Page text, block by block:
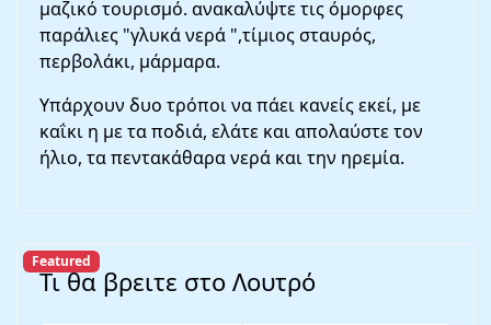
μαζικό τουρισμό. ανακαλύψτε τις όμορφες
παράλιες "γλυκά νερά ",τίμιος σταυρός,
περβολάκι, μάρμαρα.
Υπάρχουν δυο τρόποι να πάει κανείς εκεί, με
καΐκι η με τα ποδιά, ελάτε και απολαύστε τον
ήλιο, τα πεντακάθαρα νερά και την ηρεμία.
Featured
Τι θα βρειτε στο Λουτρό